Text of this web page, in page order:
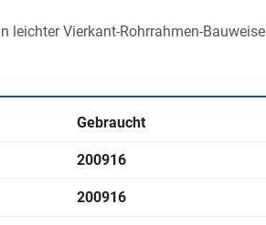
leichter Vierkant-Rohrrahmen-Bauweise
Gebraucht
200916
200916